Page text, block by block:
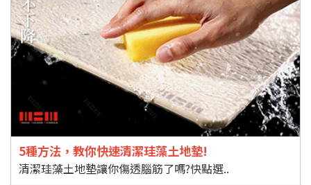
5種方法，教你快速清潔珪藻土地墊!
清潔珪藻土地墊讓你傷透腦筋了嗎?快點選..